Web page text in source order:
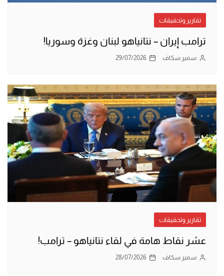
تقارير وتحقيقات
ترامب إيران – نتانياهو لبنان وغزة وسوريا!
سمير سكاف 29/07/2026
تقارير وتحقيقات
عشر نقاط هامة في لقاء نتانياهو – ترامب!
سمير سكاف 28/07/2026